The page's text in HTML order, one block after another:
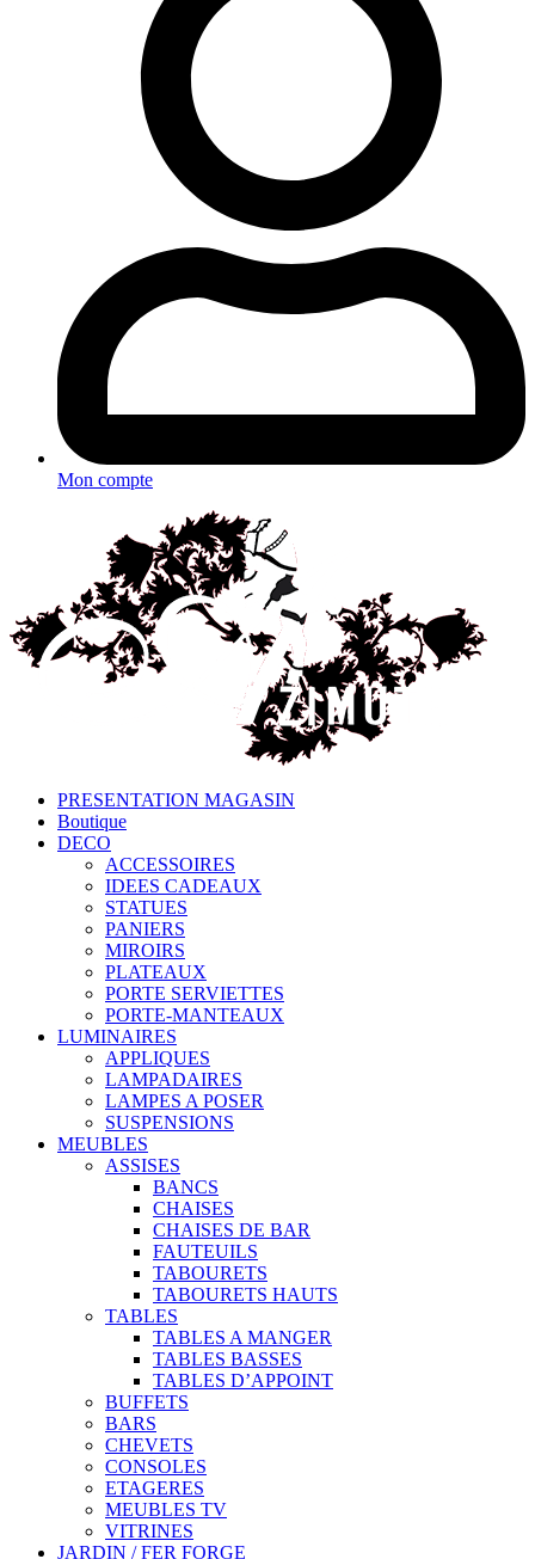
Mon compte
PRESENTATION MAGASIN
Boutique
DECO
ACCESSOIRES
IDEES CADEAUX
STATUES
PANIERS
MIROIRS
PLATEAUX
PORTE SERVIETTES
PORTE-MANTEAUX
LUMINAIRES
APPLIQUES
LAMPADAIRES
LAMPES A POSER
SUSPENSIONS
MEUBLES
ASSISES
BANCS
CHAISES
CHAISES DE BAR
FAUTEUILS
TABOURETS
TABOURETS HAUTS
TABLES
TABLES A MANGER
TABLES BASSES
TABLES D’APPOINT
BUFFETS
BARS
CHEVETS
CONSOLES
ETAGERES
MEUBLES TV
VITRINES
JARDIN / FER FORGE